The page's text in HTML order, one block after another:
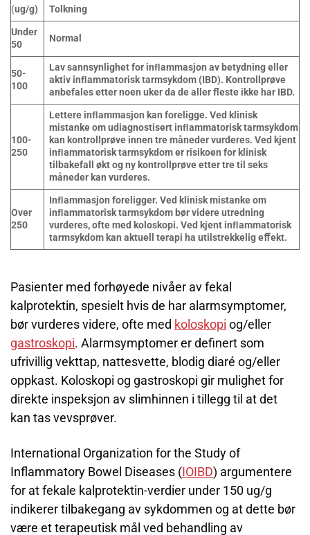
(ug/g)
Tolkning
Under
50
Normal
50-
100
Lav sannsynlighet for inﬂammasjon av betydning eller
aktiv inﬂammatorisk tarmsykdom (IBD). Kontrollprøve
anbefales etter noen uker da de aller fleste ikke har IBD.
100-
250
Lettere inﬂammasjon kan foreligge. Ved klinisk
mistanke om udiagnostisert inﬂammatorisk tarmsykdom
kan kontrollprøve innen tre måneder vurderes. Ved kjent
inﬂammatorisk tarmsykdom er risikoen for klinisk
tilbakefall økt og ny kontrollprøve etter tre til seks
måneder kan vurderes.
Over
250
Inﬂammasjon foreligger. Ved klinisk mistanke om
inﬂammatorisk tarmsykdom bør videre utredning
vurderes, ofte med koloskopi. Ved kjent inﬂammatorisk
tarmsykdom kan aktuell terapi ha utilstrekkelig eﬀekt.
Pasienter med forhøyede nivåer av fekal
kalprotektin, spesielt hvis de har alarmsymptomer,
bør vurderes videre, ofte med koloskopi og/eller
gastroskopi. Alarmsymptomer er definert som
ufrivillig vekttap, nattesvette, blodig diaré og/eller
oppkast. Koloskopi og gastroskopi gir mulighet for
direkte inspeksjon av slimhinnen i tillegg til at det
kan tas vevsprøver.
International Organization for the Study of
Inflammatory Bowel Diseases (IOIBD) argumentere
for at fekale kalprotektin-verdier under 150 ug/g
indikerer tilbakegang av sykdommen og at dette bør
være et terapeutisk mål ved behandling av